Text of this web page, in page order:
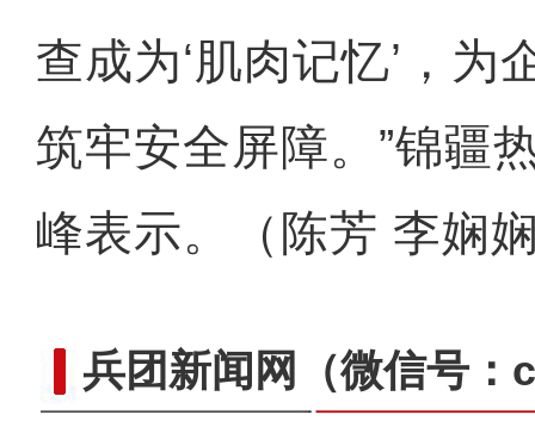
查成为‘肌肉记忆’，为
筑牢安全屏障。”锦疆
峰表示。（陈芳 李娴
兵团新闻网 （微信号
侨乡故事 | 荣成：我很荣幸